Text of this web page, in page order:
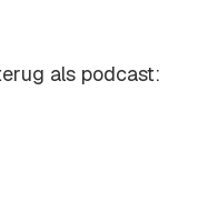
als podcast: